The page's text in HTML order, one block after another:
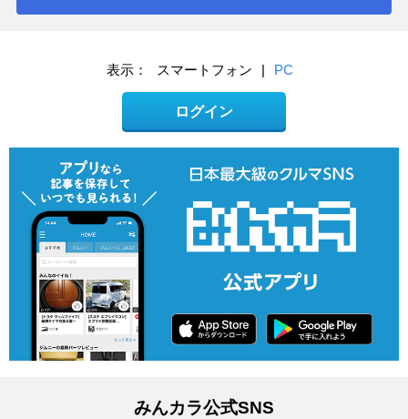
表示： スマートフォン | PC
ログイン
みんカラ公式SNS